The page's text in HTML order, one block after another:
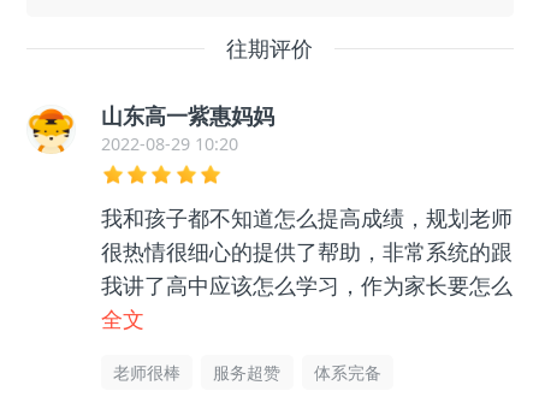
往期评价
山东高一紫惠妈妈
2022-08-29 10:20
我和孩子都不知道怎么提高成绩，规划老师
很热情很细心的提供了帮助，非常系统的跟
我讲了高中应该怎么学习，作为家长要怎么
帮助孩子等等很多东西，孩子和我都没有那
用的
全文
老师很棒 服务超赞 体系完备